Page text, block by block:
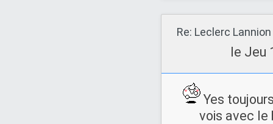
Re: Leclerc Lannion
le Jeu
Yes
vois avec le